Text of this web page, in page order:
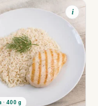
· 400 g
i